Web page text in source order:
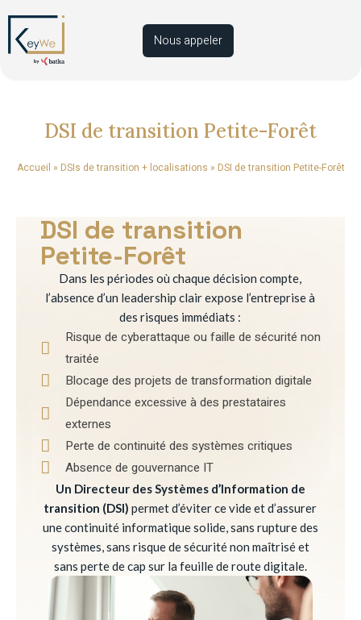
Nous appeler
DSI de transition Petite-Forêt
Accueil » DSIs de transition + localisations » DSI de transition Petite-Forêt
DSI de transition
Petite-Forêt
Dans les périodes où chaque décision compte,
l’absence d’un leadership clair expose l’entreprise à
des risques immédiats :
Risque de cyberattaque ou faille de sécurité non
traitée
Blocage des projets de transformation digitale
Dépendance excessive à des prestataires
externes
Perte de continuité des systèmes critiques
Absence de gouvernance IT
Un Directeur des Systèmes d’Information de
transition (DSI) permet d’éviter ce vide et d’assurer
une continuité informatique solide, sans rupture des
systèmes, sans risque de sécurité non maîtrisé et
sans perte de cap sur la feuille de route digitale.